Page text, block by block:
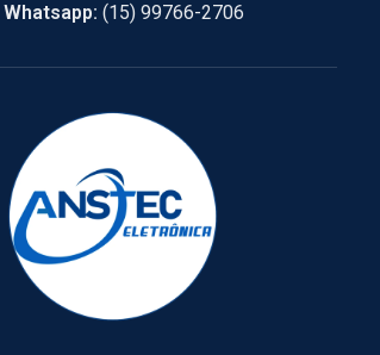
Whatsapp: (15) 99766-2706